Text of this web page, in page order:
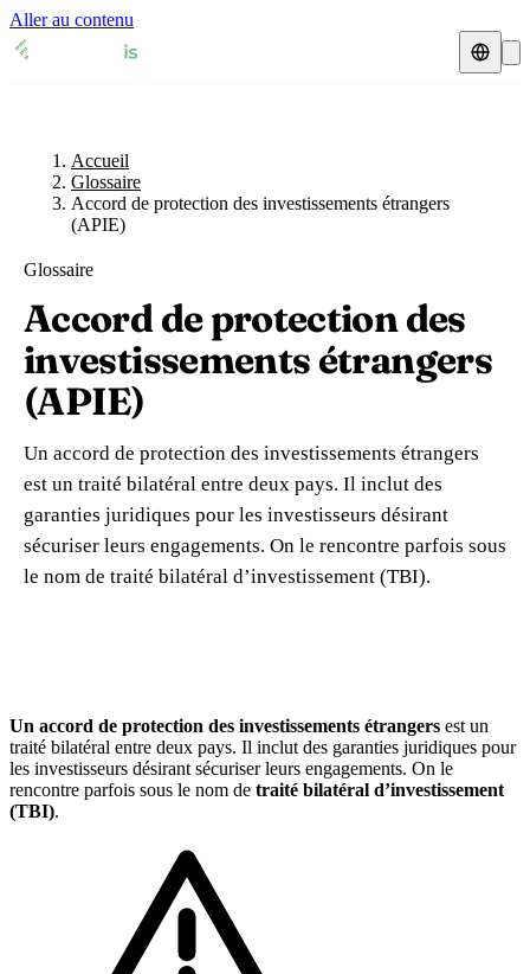
Aller au contenu
🇫🇷 France
🇬🇧 Royaume-Uni
🇨🇭
🇧🇪 Belgique
🇩🇪Allemagne
🇮🇹 Italie
🇳🇴 Norvège
🇱🇺 Luxembourg
🇳🇱 Pays-Bas
Fiches TVA
🇫🇷 France
🇬🇧
🇨🇭 Suisse
🇧🇪 Belgique
🇩🇪Allemagne
🇮🇹 Italie
🇳🇴 Norvège
🇱🇺 Luxembourg
Expert-comptable
Expert-comptable Amazon
Glossaire
Vérifier un n° TVA
Calculateur de TVA
Simulateur n° TVA
Accueil
Glossaire
Accord de protection des investissements étrangers
(APIE)
Glossaire
Accord de protection des
investissements étrangers
(APIE)
Un accord de protection des investissements étrangers
est un traité bilatéral entre deux pays. Il inclut des
garanties juridiques pour les investisseurs désirant
sécuriser leurs engagements. On le rencontre parfois sous
le nom de traité bilatéral d’investissement (TBI).
Un accord de protection des investissements étrangers est un
traité bilatéral entre deux pays. Il inclut des garanties juridiques pour
les investisseurs désirant sécuriser leurs engagements. On le
rencontre parfois sous le nom de traité bilatéral d’investissement
(TBI).